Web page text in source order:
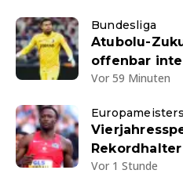
Bundesliga
Atubolu-
offenbar
Vor 59 Minuten
Vor 1 Stunde